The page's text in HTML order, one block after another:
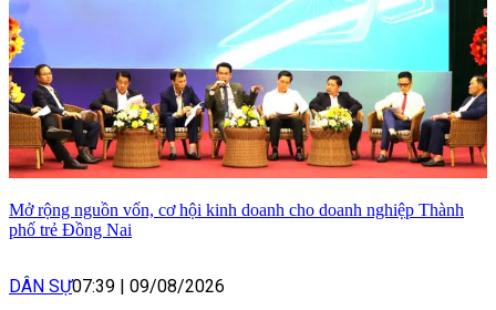
Mở rộng nguồn vốn, cơ hội kinh doanh cho doanh nghiệp Thành
phố trẻ Đồng Nai
DÂN SỰ07:39 09/08/2026